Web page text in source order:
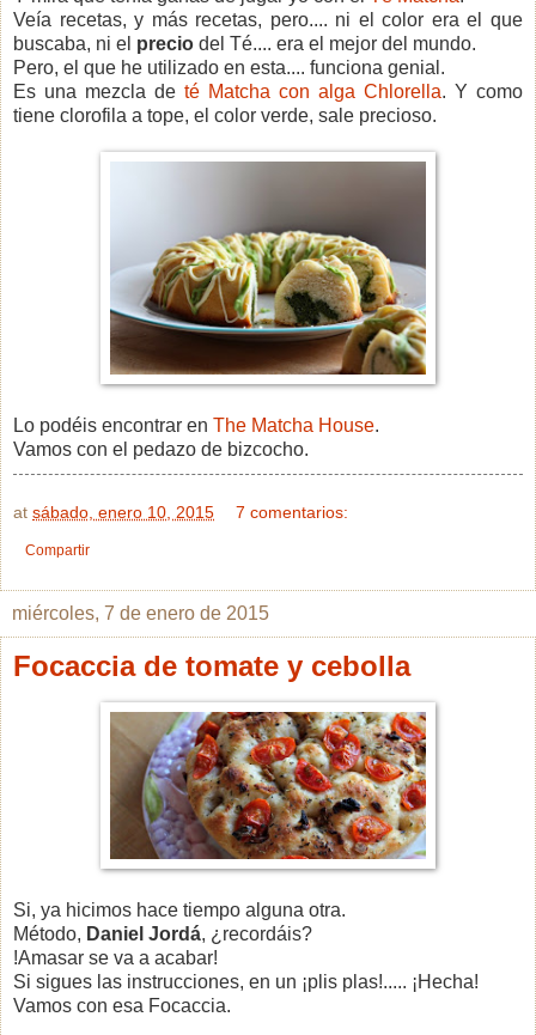
Veía recetas, y más recetas, pero.... ni el color era el que
buscaba, ni el precio del Té.... era el mejor del mundo.
Pero, el que he utilizado en esta.... funciona genial.
Es una mezcla de té Matcha con alga Chlorella. Y como
tiene clorofila a tope, el color verde, sale precioso.
Lo podéis encontrar en The Matcha House.
Vamos con el pedazo de bizcocho.
at sábado, enero 10, 2015 7 comentarios:
Compartir
miércoles, 7 de enero de 2015
Focaccia de tomate y cebolla
Si, ya hicimos hace tiempo alguna otra.
Método, Daniel Jordá, ¿recordáis?
!Amasar se va a acabar!
Si sigues las instrucciones, en un ¡plis plas!..... ¡Hecha!
Vamos con esa Focaccia.